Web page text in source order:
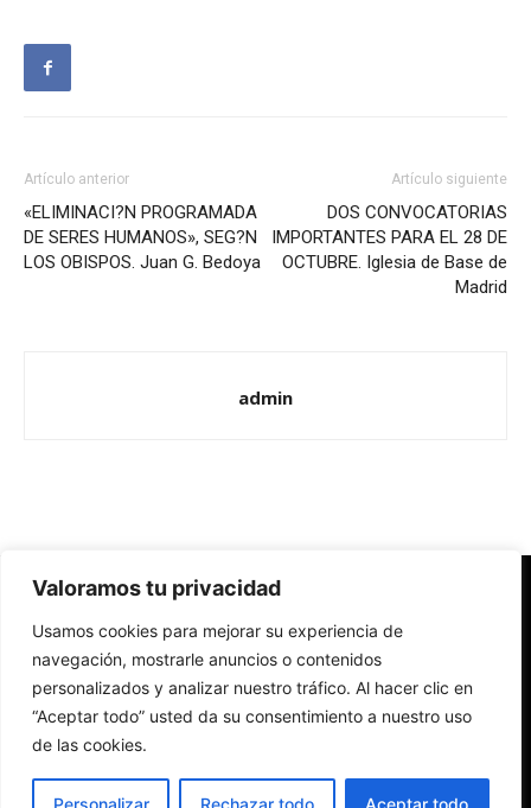
Valoramos tu privacidad
Usamos cookies para mejorar su experiencia de
navegación, mostrarle anuncios o contenidos
personalizados y analizar nuestro tráfico. Al hacer clic en
“Aceptar todo” usted da su consentimiento a nuestro uso
de las cookies.
Personalizar Rechazar todo Aceptar todo
Artículo anterior
«ELIMINACI?N PROGRAMADA
DE SERES HUMANOS», SEG?N
LOS OBISPOS. Juan G. Bedoya
Artículo siguiente
DOS CONVOCATORIAS
IMPORTANTES PARA EL 28 DE
OCTUBRE. Iglesia de Base de
Madrid
admin
Redes Cristianas
Una mirada alternativa sobre la Iglesia católica y la sociedad
- Colectivos de Redes Cristianas